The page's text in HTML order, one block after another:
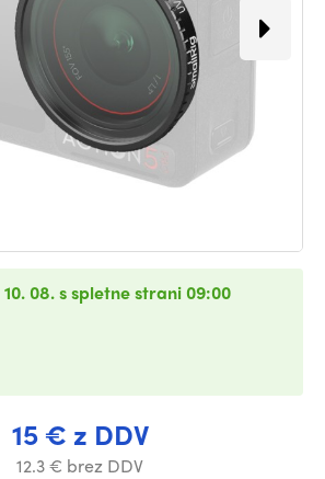
15 € z DDV
12.3 € brez DDV
10. 08. s spletne strani 09:00